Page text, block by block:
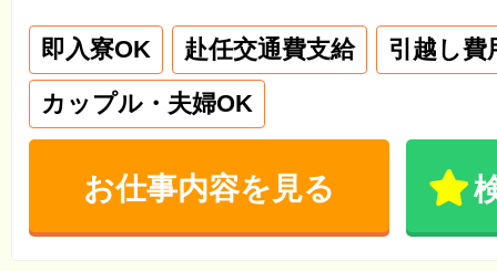
即入寮OK 赴任交通費支給
引越し費
カップル・夫婦OK
お仕事内容を見る